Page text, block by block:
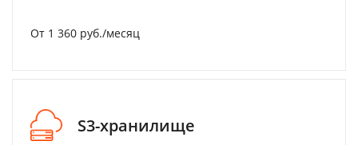
От 1 360 руб./месяц
S3-хранилище